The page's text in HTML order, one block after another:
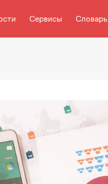
Сервисы Словарь